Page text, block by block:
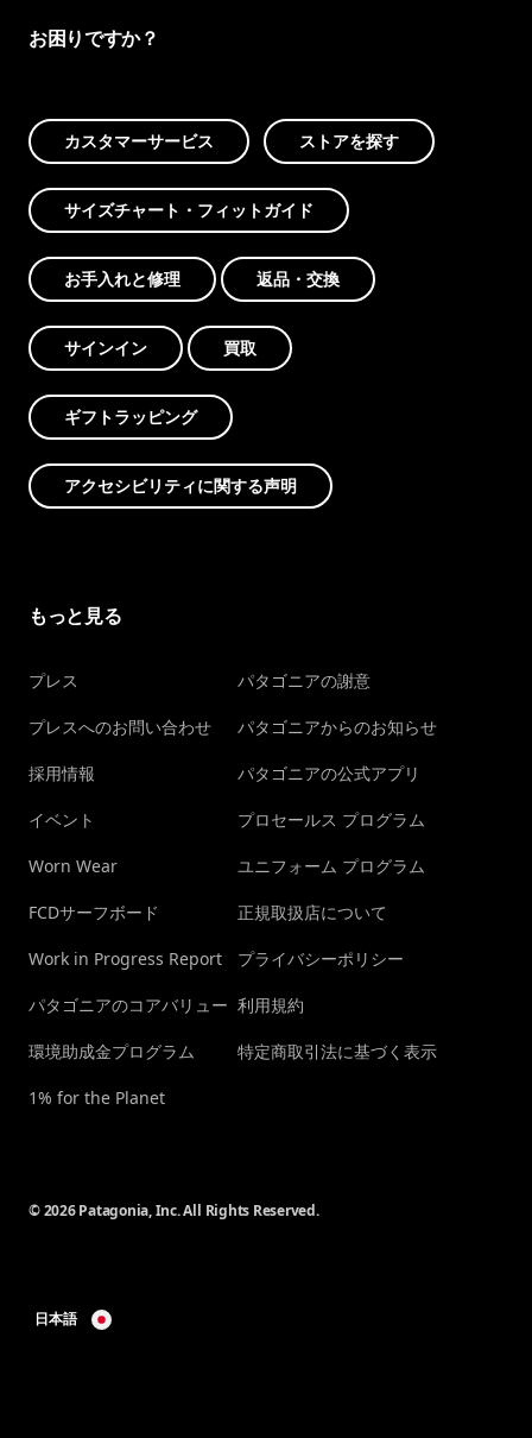
お困りですか？
カスタマーサービス ストアを探す
サイズチャート・フィットガイド
お手入れと修理 返品・交換
サインイン 買取
ギフトラッピング
アクセシビリティに関する声明
もっと見る
プレス
プレスへのお問い合わせ
採用情報
イベント
Worn Wear
FCDサーフボード
Work in Progress Report
パタゴニアのコアバリュー
環境助成金プログラム
1% for the Planet
パタゴニアの謝意
パタゴニアからのお知らせ
パタゴニアの公式アプリ
プロセールス プログラム
ユニフォーム プログラム
正規取扱店について
プライバシーポリシー
利用規約
特定商取引法に基づく表示
© 2026 Patagonia, Inc. All Rights Reserved.
日本語